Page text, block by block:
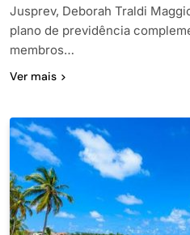
Jusprev, Deborah Traldi
plano de previdência
membros…
Ver mais